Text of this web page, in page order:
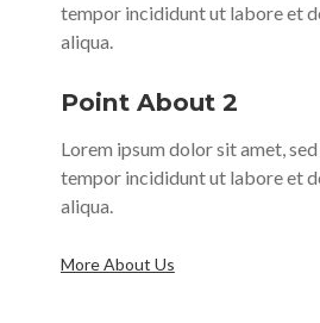
tempor incididunt ut labore et
aliqua.
Point About 2
Lorem ipsum dolor sit amet,
tempor incididunt ut labore et
aliqua.
More About Us